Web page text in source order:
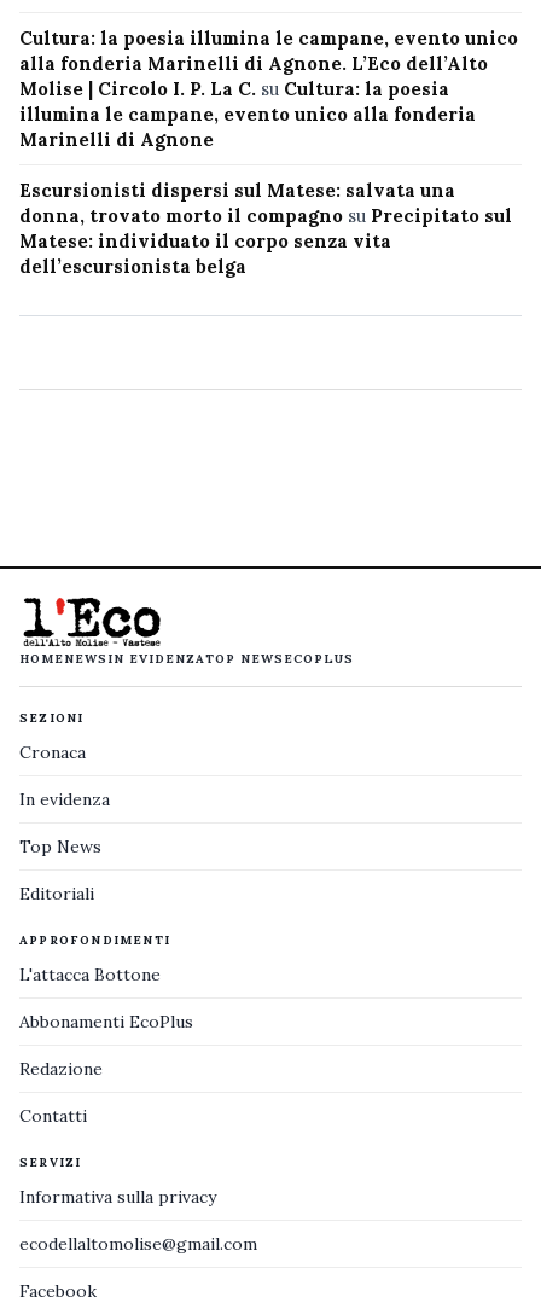
Cultura: la poesia illumina le campane, evento unico
alla fonderia Marinelli di Agnone. L’Eco dell’Alto
Molise | Circolo I. P. La C. su Cultura: la poesia
illumina le campane, evento unico alla fonderia
Marinelli di Agnone
Escursionisti dispersi sul Matese: salvata una
donna, trovato morto il compagno su Precipitato sul
Matese: individuato il corpo senza vita
dell’escursionista belga
HOMENEWS IN EVIDENZATOP NEWS ECOPLUS
SEZIONI
Cronaca
In evidenza
Top News
Editoriali
APPROFONDIMENTI
L'attacca Bottone
Abbonamenti EcoPlus
Redazione
Contatti
SERVIZI
Informativa sulla privacy
ecodellaltomolise@gmail.com
Facebook